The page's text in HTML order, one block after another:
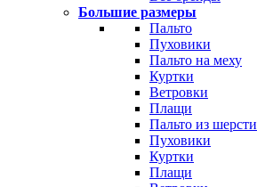
Большие размеры
Пальто
Пуховики
Пальто на меху
Куртки
Ветровки
Плащи
Пальто из шерсти
Пуховики
Куртки
Плащи